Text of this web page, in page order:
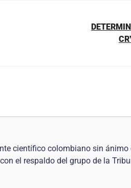
científico colombiano sin
el respaldo del grupo de la